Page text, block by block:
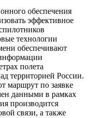
обеспечения
эффективное
технологии
обеспечивают
полета
территорией России.
маршрут по заявке
данными в рамках
производится
связи, а также